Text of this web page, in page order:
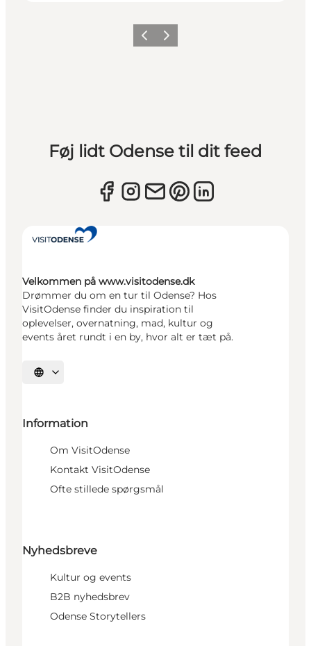
ForrigeNæste
Føj lidt Odense til dit feed
Velkommen på www.visitodense.dk
Drømmer du om en tur til Odense? Hos
VisitOdense finder du inspiration til
oplevelser, overnatning, mad, kultur og
events året rundt i en by, hvor alt er tæt på.
Vælg sprog
Information
Om VisitOdense
Kontakt VisitOdense
Ofte stillede spørgsmål
Nyhedsbreve
Kultur og events
B2B nyhedsbrev
Odense Storytellers